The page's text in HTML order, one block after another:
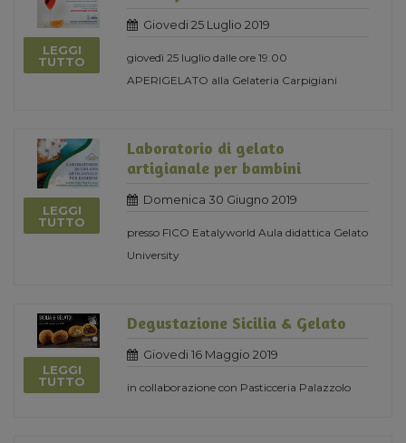
LEGGI
TUTTO
Giovedi 25 Luglio 2019
giovedì 25 luglio dalle ore 19.00
APERIGELATO alla Gelateria Carpigiani
LEGGI
TUTTO
Laboratorio di gelato
artigianale per bambini
Domenica 30 Giugno 2019
presso FICO Eatalyworld Aula didattica Gelato
University
LEGGI
TUTTO
Degustazione Sicilia & Gelato
Giovedi 16 Maggio 2019
in collaborazione con Pasticceria Palazzolo